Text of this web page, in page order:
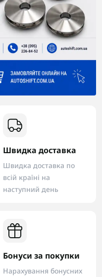
Швидка доставка
Швидка доставка по
всій країні на
наступний день
Бонуси за покупки
Нарахування бонусних